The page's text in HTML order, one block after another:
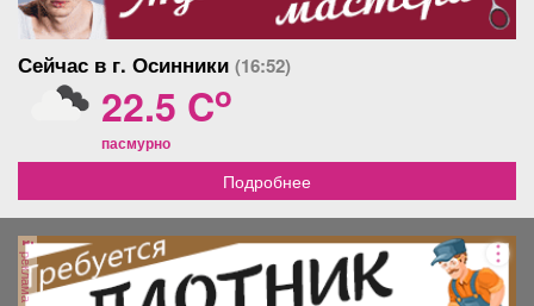
Сейчас в г. Осинники (16:52)
22.5 Co
пасмурно
Подробнее
реклама